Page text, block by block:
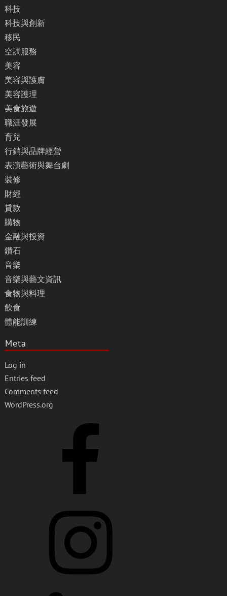
科技
科技與創新
移民
空調服務
美容
美容與護膚
美容護理
美食旅遊
職涯發展
育兒
行銷與品牌經營
表演藝術與舞台劇
裝修
財經
貸款
購物
金融與投資
鑽石
音樂
音樂與藝文資訊
食物與料理
飲食
體能訓練
Meta
Log in
Entries feed
Comments feed
WordPress.org